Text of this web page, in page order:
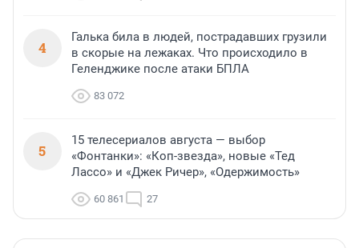
4
Галька била в людей, пострадавших грузили
в скорые на лежаках. Что происходило в
Геленджике после атаки БПЛА
83 072
5
15 телесериалов августа — выбор
«Фонтанки»: «Коп-звезда», новые «Тед
Лассо» и «Джек Ричер», «Одержимость»
60 861 27